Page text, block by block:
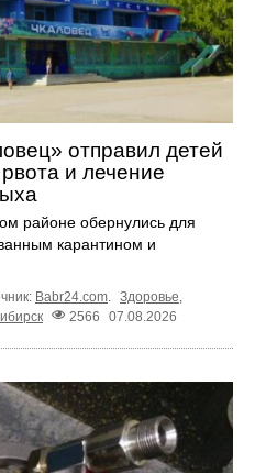
отправил детей
и лечение
районе обернулись для
карантином и
Babr24.com. Здоровье,
2566 07.08.2026